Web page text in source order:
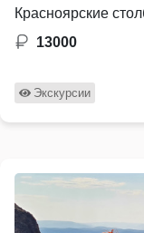
Красноярские
13000
Экскурсии